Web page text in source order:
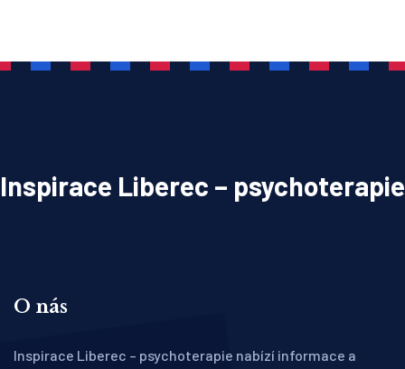
Inspirace Liberec – psychoterapie
O nás
Inspirace Liberec – psychoterapie nabízí informace a